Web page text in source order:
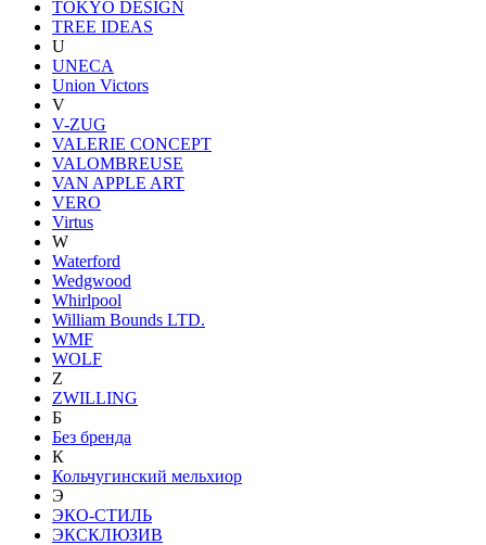
TOKYO DESIGN
TREE IDEAS
U
UNECA
Union Victors
V
V-ZUG
VALERIE CONCEPT
VALOMBREUSE
VAN APPLE ART
VERO
Virtus
W
Waterford
Wedgwood
Whirlpool
William Bounds LTD.
WMF
WOLF
Z
ZWILLING
Б
Без бренда
К
Кольчугинский мельхиор
Э
ЭКО-СТИЛЬ
ЭКСКЛЮЗИВ